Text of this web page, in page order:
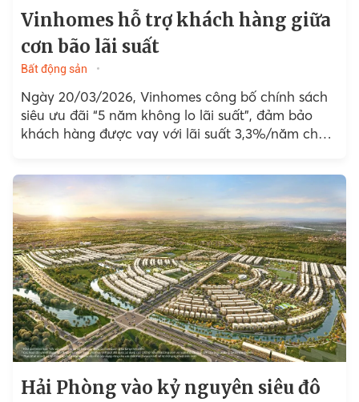
Vinhomes hỗ trợ khách hàng giữa
cơn bão lãi suất
Bất động sản
Ngày 20/03/2026, Vinhomes công bố chính sách
siêu ưu đãi “5 năm không lo lãi suất”, đảm bảo
khách hàng được vay với lãi suất 3,3%/năm cho
Hải Phòng vào kỷ nguyên siêu đô